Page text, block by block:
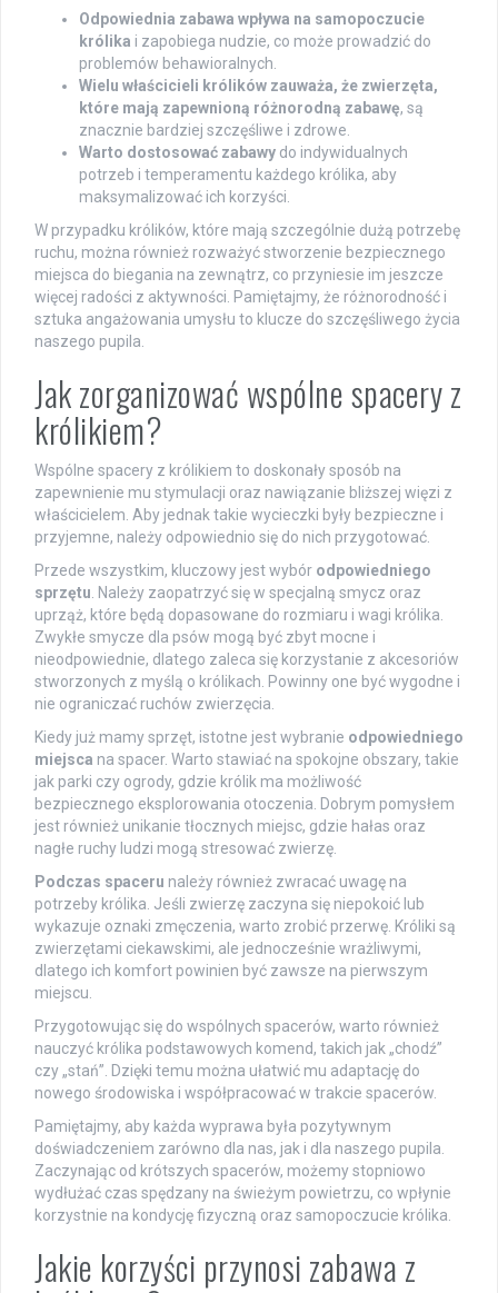
Odpowiednia zabawa wpływa na samopoczucie
królika i zapobiega nudzie, co może prowadzić do
problemów behawioralnych.
Wielu właścicieli królików zauważa, że zwierzęta,
które mają zapewnioną różnorodną zabawę, są
znacznie bardziej szczęśliwe i zdrowe.
Warto dostosować zabawy do indywidualnych
potrzeb i temperamentu każdego królika, aby
maksymalizować ich korzyści.
W przypadku królików, które mają szczególnie dużą potrzebę
ruchu, można również rozważyć stworzenie bezpiecznego
miejsca do biegania na zewnątrz, co przyniesie im jeszcze
więcej radości z aktywności. Pamiętajmy, że różnorodność i
sztuka angażowania umysłu to klucze do szczęśliwego życia
naszego pupila.
Jak zorganizować wspólne spacery z
królikiem?
Wspólne spacery z królikiem to doskonały sposób na
zapewnienie mu stymulacji oraz nawiązanie bliższej więzi z
właścicielem. Aby jednak takie wycieczki były bezpieczne i
przyjemne, należy odpowiednio się do nich przygotować.
Przede wszystkim, kluczowy jest wybór odpowiedniego
sprzętu. Należy zaopatrzyć się w specjalną smycz oraz
uprząż, które będą dopasowane do rozmiaru i wagi królika.
Zwykłe smycze dla psów mogą być zbyt mocne i
nieodpowiednie, dlatego zaleca się korzystanie z akcesoriów
stworzonych z myślą o królikach. Powinny one być wygodne i
nie ograniczać ruchów zwierzęcia.
Kiedy już mamy sprzęt, istotne jest wybranie odpowiedniego
miejsca na spacer. Warto stawiać na spokojne obszary, takie
jak parki czy ogrody, gdzie królik ma możliwość
bezpiecznego eksplorowania otoczenia. Dobrym pomysłem
jest również unikanie tłocznych miejsc, gdzie hałas oraz
nagłe ruchy ludzi mogą stresować zwierzę.
Podczas spaceru należy również zwracać uwagę na
potrzeby królika. Jeśli zwierzę zaczyna się niepokoić lub
wykazuje oznaki zmęczenia, warto zrobić przerwę. Króliki są
zwierzętami ciekawskimi, ale jednocześnie wrażliwymi,
dlatego ich komfort powinien być zawsze na pierwszym
miejscu.
Przygotowując się do wspólnych spacerów, warto również
nauczyć królika podstawowych komend, takich jak „chodź”
czy „stań”. Dzięki temu można ułatwić mu adaptację do
nowego środowiska i współpracować w trakcie spacerów.
Pamiętajmy, aby każda wyprawa była pozytywnym
doświadczeniem zarówno dla nas, jak i dla naszego pupila.
Zaczynając od krótszych spacerów, możemy stopniowo
wydłużać czas spędzany na świeżym powietrzu, co wpłynie
korzystnie na kondycję fizyczną oraz samopoczucie królika.
Jakie korzyści przynosi zabawa z